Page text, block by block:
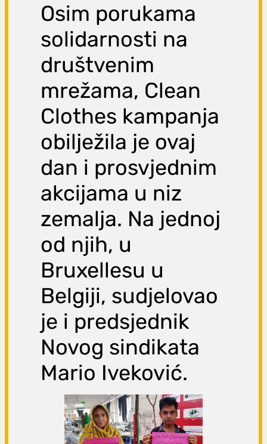
Osim porukama
solidarnosti na
društvenim
mrežama, Clean
Clothes kampanja
obilježila je ovaj
dan i prosvjednim
akcijama u niz
zemalja. Na jednoj
od njih, u
Bruxellesu u
Belgiji, sudjelovao
je i predsjednik
Novog sindikata
Mario Iveković.